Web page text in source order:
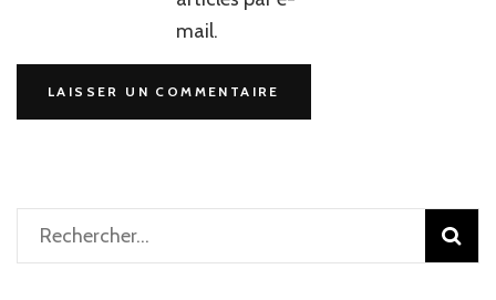
mail.
Rechercher :